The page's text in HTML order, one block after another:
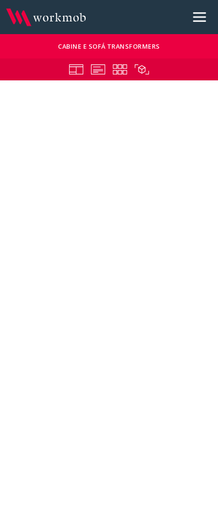
CABINE E SOFÁ TRANSFORMERS